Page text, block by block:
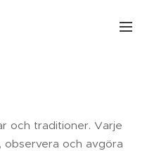
och traditioner. Varje
observera och avgöra